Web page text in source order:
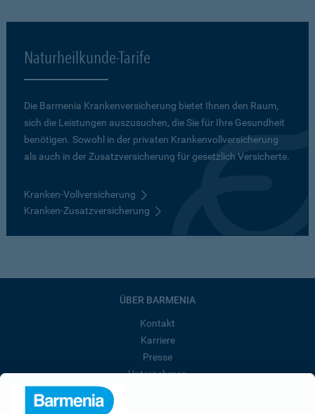
Naturheilkunde-Tarife
Die Barmenia Krankenversicherung bietet Ihnen den Raum,
sich die Leistungen auszusuchen, die Sie für Ihre Gesundheit
benötigen. Sowohl in der privaten Krankenvollversicherung
als auch in der Zusatzversicherung für gesetzlich Versicherte.
Kranken-Vollversicherung
Kranken-Zusatzversicherung
ÜBER BARMENIA
Kontakt
Karriere
Presse
Unternehmen
Affiliate-Partner werden